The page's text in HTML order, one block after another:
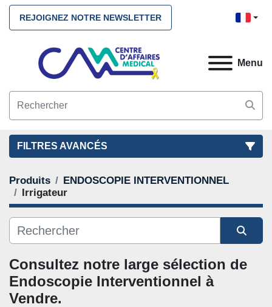
REJOIGNEZ NOTRE NEWSLETTER
Menu
FILTRES AVANCÉS
FILTRES (2) NETTOYEZ TOUS
Irrigateur
CATÉGORIE
Produits
ENDOSCOPIE INTERVENTIONNEL
Irrigateur
Trier par
Consultez notre large sélection de
Endoscopie Interventionnel à
Vendre.